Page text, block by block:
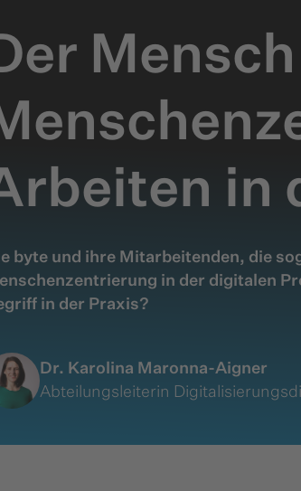
in
byte und ihre Mitarbeitenden, die
in der digitalen
in der Praxis?
Dr. Karolina Maronna-Aigner
Abteilungsleiterin